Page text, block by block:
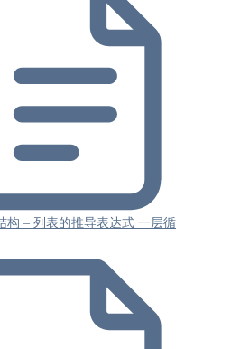
构 – 列表的推导表达式 一层循